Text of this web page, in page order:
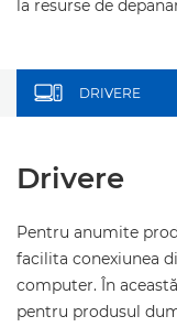
la resurse de
DRIVERE
Drivere
Pentru anumite
facilita conexiunea
computer. În
pentru produsul